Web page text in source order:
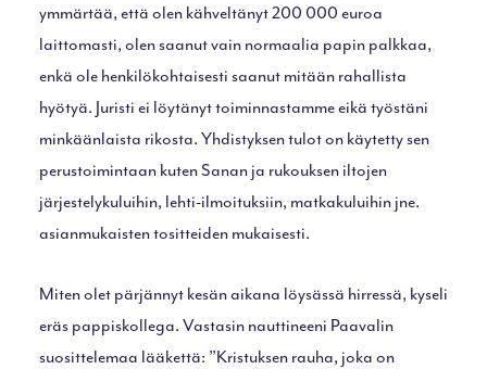
ymmärtää, että olen kähveltänyt 200 000 euroa
laittomasti, olen saanut vain normaalia papin palkkaa,
enkä ole henkilökohtaisesti saanut mitään rahallista
hyötyä. Juristi ei löytänyt toiminnastamme eikä työstäni
minkäänlaista rikosta. Yhdistyksen tulot on käytetty sen
perustoimintaan kuten Sanan ja rukouksen iltojen
järjestelykuluihin, lehti-ilmoituksiin, matkakuluihin jne.
asianmukaisten tositteiden mukaisesti.
Miten olet pärjännyt kesän aikana löysässä hirressä, kyseli
eräs pappiskollega. Vastasin nauttineeni Paavalin
suosittelemaa lääkettä: ”Kristuksen rauha, joka on